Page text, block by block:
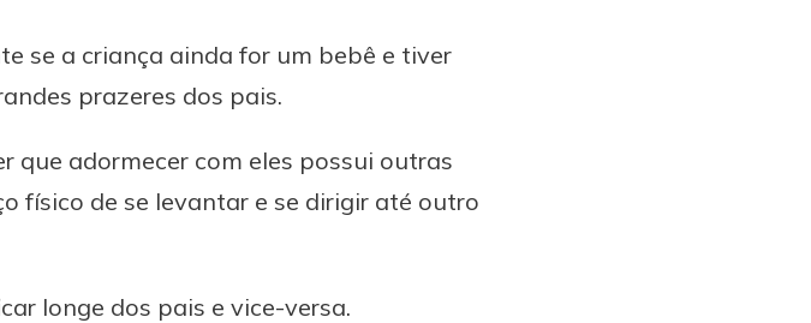
se a criança ainda for um bebê e tiver
prazeres dos pais.
que adormecer com eles possui outras
físico de se levantar e se dirigir até outro
longe dos pais e vice-versa.